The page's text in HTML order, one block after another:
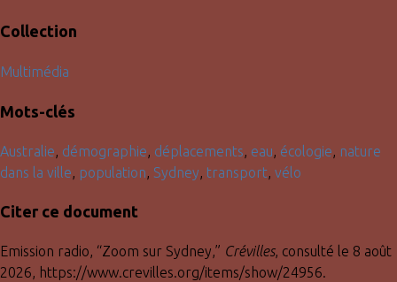
Collection
Multimédia
Mots-clés
Australie démographie déplacements eau écologie
nature
dans la ville
population Sydney transport vélo
Citer ce document
Emission radio, “Zoom sur Sydney,” Crévilles, consulté le 8 août
2026, https://www.crevilles.org/items/show/24956.